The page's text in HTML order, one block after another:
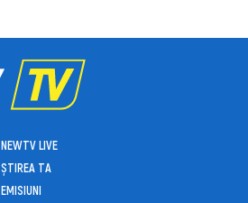
NEWTV LIVE
ȘTIREA TA
EMISIUNI